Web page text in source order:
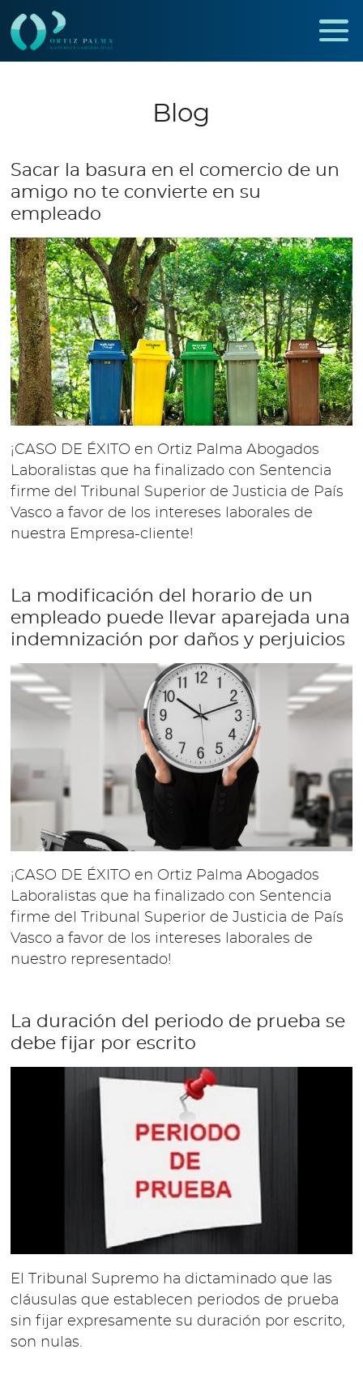
Blog
Sacar la basura en el comercio de un
amigo no te convierte en su
empleado
¡CASO DE ÉXITO en Ortiz Palma Abogados
Laboralistas que ha finalizado con Sentencia
firme del Tribunal Superior de Justicia de País
Vasco a favor de los intereses laborales de
nuestra Empresa-cliente!
La modificación del horario de un
empleado puede llevar aparejada una
indemnización por daños y perjuicios
¡CASO DE ÉXITO en Ortiz Palma Abogados
Laboralistas que ha finalizado con Sentencia
firme del Tribunal Superior de Justicia de País
Vasco a favor de los intereses laborales de
nuestro representado!
La duración del periodo de prueba se
debe fijar por escrito
El Tribunal Supremo ha dictaminado que las
cláusulas que establecen periodos de prueba
sin fijar expresamente su duración por escrito,
son nulas.